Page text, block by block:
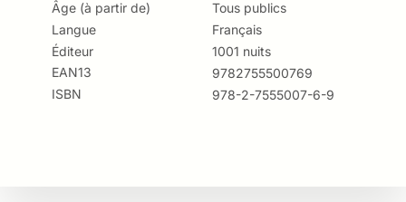
Âge (à partir de)
Langue
Éditeur
EAN13
ISBN
Tous publics
Français
1001 nuits
9782755500769
978-2-7555007-6-9